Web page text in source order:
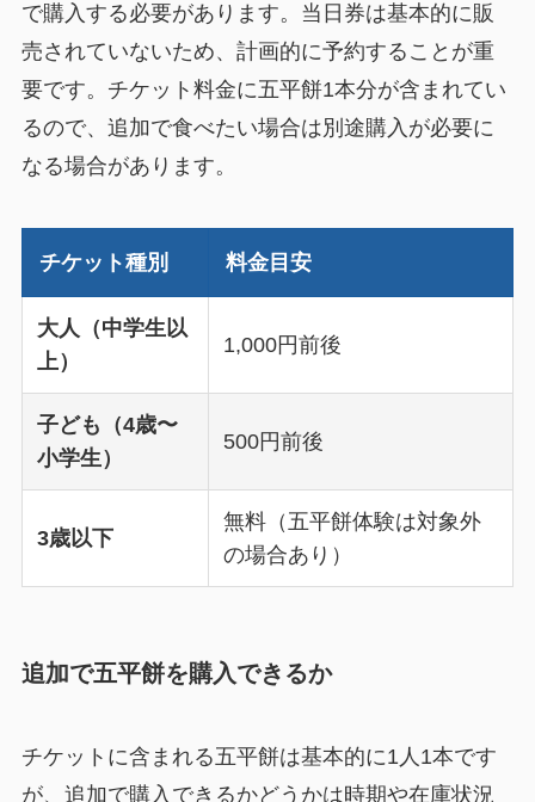
で購入する必要があります。当日券は基本的に販
売されていないため、計画的に予約することが重
要です。チケット料金に五平餅1本分が含まれてい
るので、追加で食べたい場合は別途購入が必要に
なる場合があります。
チケット種別 料金目安
大人（中学生以
上）
1,000円前後
子ども（4歳〜
小学生）
500円前後
3歳以下
無料（五平餅体験は対象外
の場合あり）
追加で五平餅を購入できるか
チケットに含まれる五平餅は基本的に1人1本です
が、追加で購入できるかどうかは時期や在庫状況